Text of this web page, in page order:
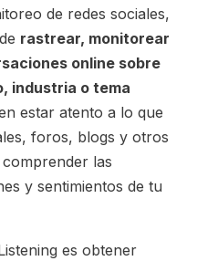
de redes sociales,
rastrear, monitorear
online sobre
industria o tema
estar atento a lo que
foros, blogs y otros
las
y sentimientos de tu
es obtener